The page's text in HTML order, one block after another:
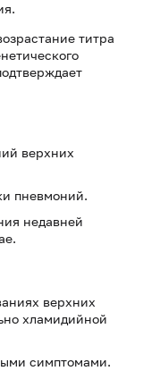
титра
верхних
пневмоний.
недавней
верхних
хламидийной
симптомами.